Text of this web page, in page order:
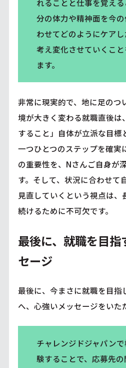
れることと仕事を覚え
分の体力や精神面を今
わせてどのようにケア
考え変化させていくこ
ます。
非常に現実的で、地に足のつ
境が大きく変わる就職直後は
すること」自体が立派な目標
一つひとつのステップを確実
の重要性を、Nさんご自身が
す。そして、状況に合わせて
見直していくという視点は、
続けるために不可欠です。
最後に、就職を目指
セージ
最後に、今まさに就職を目指
へ、心強いメッセージをいた
チャレンジドジャパン
験することで、応募先